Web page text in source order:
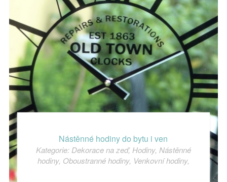
Nástěnné hodiny do bytu i ven
Kategorie: Dekorace na zeď,Hodiny, Nástěnné
hodiny, Oboustranné hodiny, Venkovní hodiny,